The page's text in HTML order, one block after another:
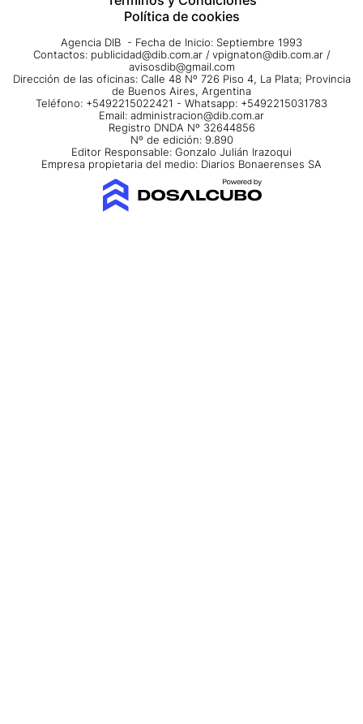
Política de cookies
Agencia DIB - Fecha de Inicio: Septiembre 1993
Contactos: publicidad@dib.com.ar / vpignaton@dib.com.ar /
avisosdib@gmail.com
Dirección de las oficinas: Calle 48 Nº 726 Piso 4, La Plata; Provincia
de Buenos Aires, Argentina
Teléfono: +5492215022421 - Whatsapp: +5492215031783
Email: administracion@dib.com.ar
Registro DNDA Nº 32644856
Nº de edición: 9.890
Editor Responsable: Gonzalo Julián Irazoqui
Empresa propietaria del medio: Diarios Bonaerenses SA